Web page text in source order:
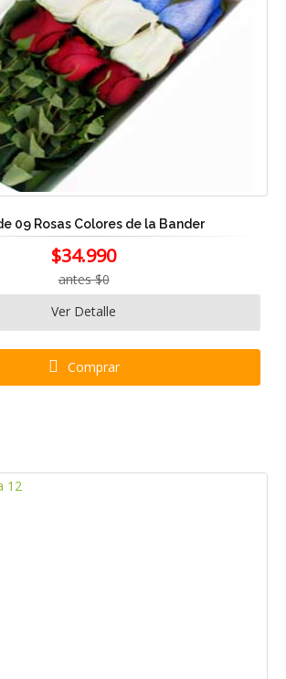
09 Rosas Colores de la Bander
$34.990
antes $0
Ver Detalle
Comprar